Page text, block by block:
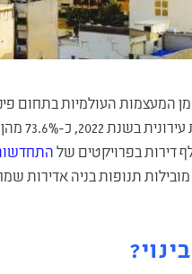
המעצמות העולמיות בתחום
(כ-
תנופות בניה אדירות